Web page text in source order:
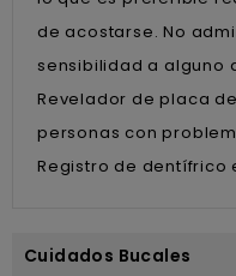
de acostarse. No
sensibilidad a alguno
Revelador de placa
personas con
Registro de dentífrico
Cuidados Bucales